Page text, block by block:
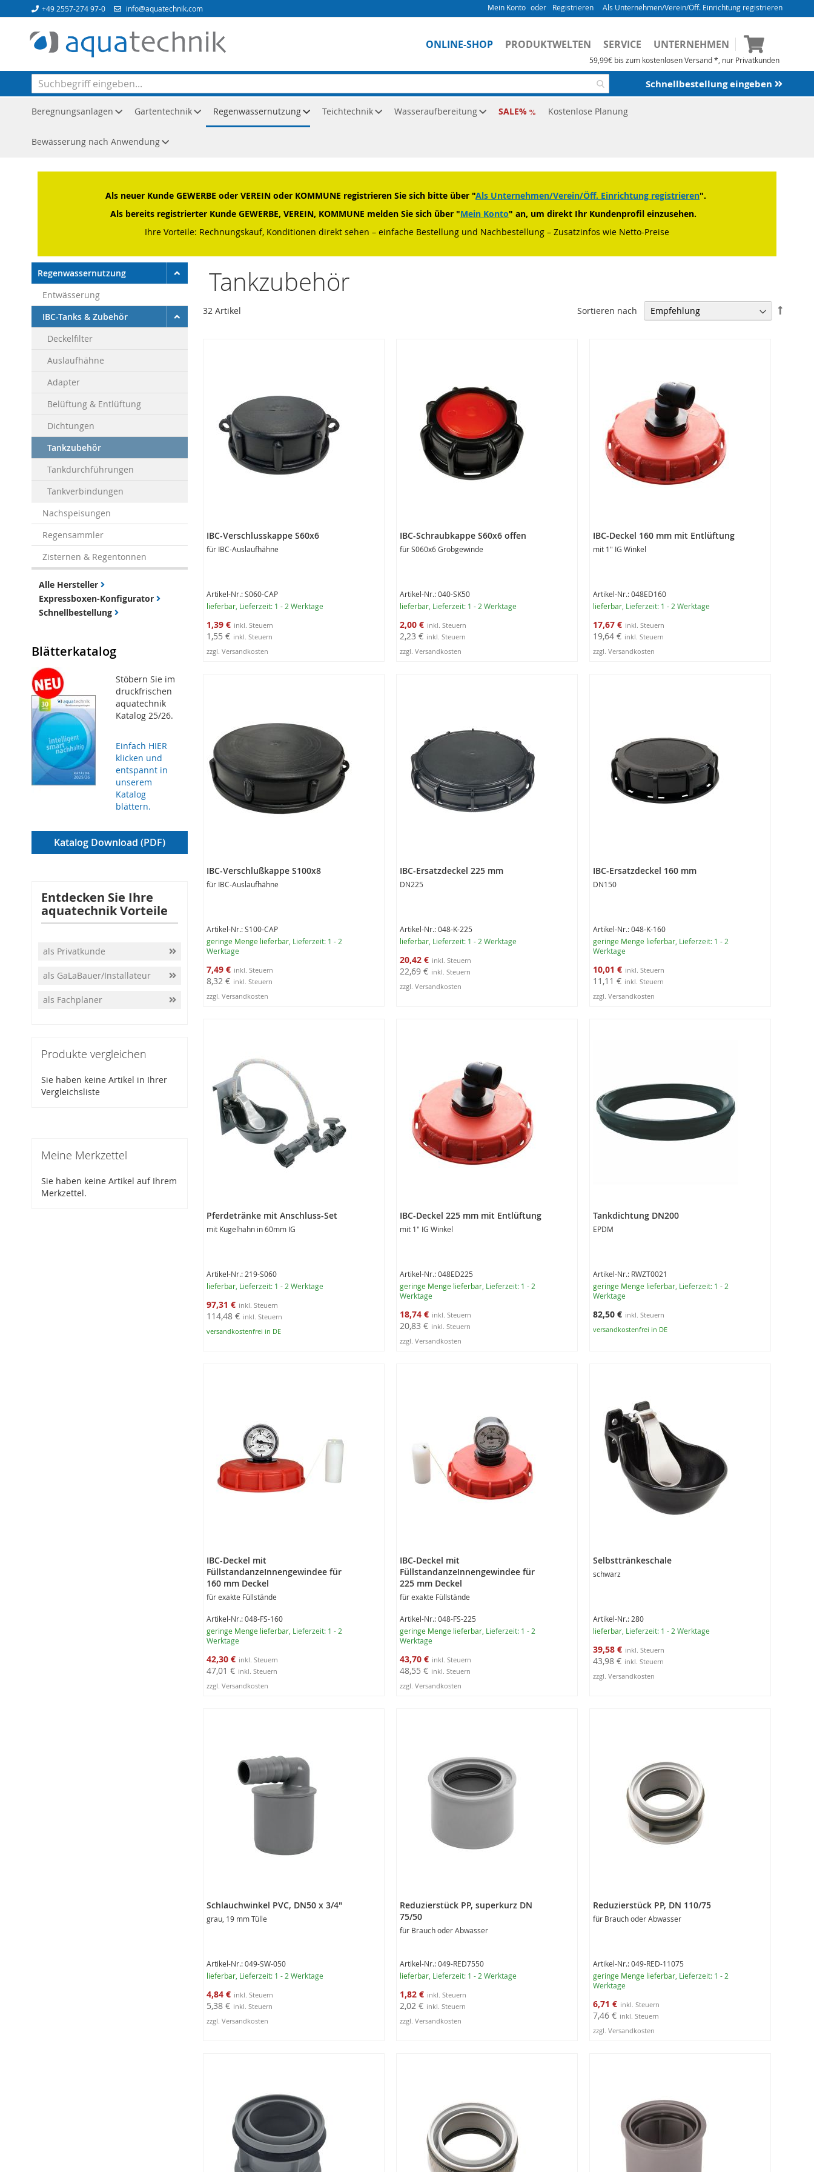
+49 2557-274 97-0 info@aquatechnik.com
Direkt
zum
Inhalt
Als Unternehmen/Verein/Öff. Einrichtung registrieren
Mein Konto Registrieren
ONLINE-SHOP PRODUKTWELTEN SERVICE UNTERNEHMEN
59,99€ bis zum kostenlosen Versand *, nur Privatkunden
Mein
Schnellbestellung eingeben
Beregnungsanlagen Gartentechnik Regenwassernutzung Teichtechnik Wasseraufbereitung SALE Kostenlose Planung
Bewässerung nach Anwendung
Startseite Regenwassernutzung
Als neuer Kunde GEWERBE oder VEREIN oder KOMMUNE registrieren Sie sich bitte über "Als Unternehmen/Verein/Öff. Einrichtung registrieren".
Als bereits registrierter Kunde GEWERBE, VEREIN, KOMMUNE melden Sie sich über "Mein Konto" an, um direkt Ihr Kundenprofil einzusehen.
Ihre Vorteile: Rechnungskauf, Konditionen direkt sehen – einfache Bestellung und Nachbestellung – Zusatzinfos wie Netto-Preise
Tankzubehör
32 Artikel Sortieren nach
In
IBC-Verschlusskappe S60x6
für IBC-Auslaufhähne
Artikel-Nr.: S060-CAP
lieferbar , Lieferzeit: 1 - 2 Werktage
Sonderangebot
1,39 €
1,55 €
zzgl. Versandkosten
IBC-Schraubkappe S60x6 offen
für S060x6 Grobgewinde
Artikel-Nr.: 040-SK50
lieferbar , Lieferzeit: 1 - 2 Werktage
Sonderangebot
2,00 €
2,23 €
zzgl. Versandkosten
IBC-Deckel 160 mm mit Entlüftung
mit 1" IG Winkel
Artikel-Nr.: 048ED160
lieferbar , Lieferzeit: 1 - 2 Werktage
Sonderangebot
17,67 €
19,64 €
zzgl. Versandkosten
IBC-Verschlußkappe S100x8
für IBC-Auslaufhähne
Artikel-Nr.: S100-CAP
geringe Menge lieferbar , Lieferzeit: 1 - 2
Werktage
Sonderangebot
7,49 €
8,32 €
zzgl. Versandkosten
IBC-Ersatzdeckel 225 mm
DN225
Artikel-Nr.: 048-K-225
lieferbar , Lieferzeit: 1 - 2 Werktage
Sonderangebot
20,42 €
22,69 €
zzgl. Versandkosten
IBC-Ersatzdeckel 160 mm
DN150
Artikel-Nr.: 048-K-160
geringe Menge lieferbar , Lieferzeit: 1 - 2
Werktage
Sonderangebot
10,01 €
11,11 €
zzgl. Versandkosten
Pferdetränke mit Anschluss-Set
mit Kugelhahn in 60mm IG
Artikel-Nr.: 219-S060
lieferbar , Lieferzeit: 1 - 2 Werktage
Sonderangebot
97,31 €
114,48 €
versandkostenfrei in DE
IBC-Deckel 225 mm mit Entlüftung
mit 1" IG Winkel
Artikel-Nr.: 048ED225
geringe Menge lieferbar , Lieferzeit: 1 - 2
Werktage
Sonderangebot
18,74 €
20,83 €
zzgl. Versandkosten
Tankdichtung DN200
EPDM
Artikel-Nr.: RWZT0021
geringe Menge lieferbar , Lieferzeit: 1 - 2
Werktage
82,50 €
versandkostenfrei in DE
IBC-Deckel mit
FüllstandanzeInnengewindee für
160 mm Deckel
für exakte Füllstände
Artikel-Nr.: 048-FS-160
geringe Menge lieferbar , Lieferzeit: 1 - 2
Werktage
Sonderangebot
42,30 €
47,01 €
zzgl. Versandkosten
IBC-Deckel mit
FüllstandanzeInnengewindee für
225 mm Deckel
für exakte Füllstände
Artikel-Nr.: 048-FS-225
geringe Menge lieferbar , Lieferzeit: 1 - 2
Werktage
Sonderangebot
43,70 €
48,55 €
zzgl. Versandkosten
Selbsttränkeschale
schwarz
Artikel-Nr.: 280
lieferbar , Lieferzeit: 1 - 2 Werktage
Sonderangebot
39,58 €
43,98 €
zzgl. Versandkosten
Schlauchwinkel PVC, DN50 x 3/4"
grau, 19 mm Tülle
Artikel-Nr.: 049-SW-050
lieferbar , Lieferzeit: 1 - 2 Werktage
Sonderangebot
4,84 €
5,38 €
zzgl. Versandkosten
Reduzierstück PP, superkurz DN
75/50
für Brauch oder Abwasser
Artikel-Nr.: 049-RED7550
lieferbar , Lieferzeit: 1 - 2 Werktage
Sonderangebot
1,82 €
2,02 €
zzgl. Versandkosten
Reduzierstück PP, DN 110/75
für Brauch oder Abwasser
Artikel-Nr.: 049-RED-11075
geringe Menge lieferbar , Lieferzeit: 1 - 2
Werktage
Sonderangebot
6,71 €
7,46 €
zzgl. Versandkosten
Regenwassernutzung
Entwässerung
IBC-Tanks & Zubehör
Deckelfilter
Auslaufhähne
Adapter
Belüftung & Entlüftung
Dichtungen
Tankzubehör
Tankdurchführungen
Tankverbindungen
Nachspeisungen
Regensammler
Zisternen & Regentonnen
Alle Hersteller
Expressboxen-Konfigurator
Schnellbestellung
Blätterkatalog
Stöbern Sie im
druckfrischen
aquatechnik
Katalog 25/26.
Einfach HIER
klicken und
entspannt in
unserem
Katalog
blättern.
Katalog Download (PDF)
Entdecken Sie Ihre
aquatechnik Vorteile
als Privatkunde
als GaLaBauer/Installateur
als Fachplaner
Produkte vergleichen
Sie haben keine Artikel in Ihrer
Vergleichsliste
Meine Merkzettel
Sie haben keine Artikel auf Ihrem
Merkzettel.